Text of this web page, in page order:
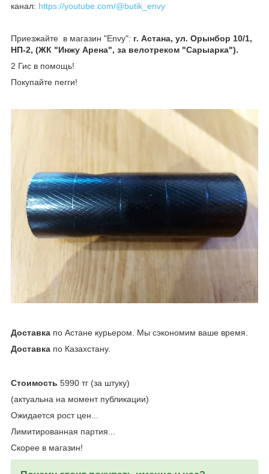
канал: https://youtube.com/@butik_envy
Приезжайте в магазин "Envy": г. Астана, ул. Орынбор 10/1,
НП-2, (ЖК "Инжу Арена", за велотреком "Сарыарка").
2 Гис в помощь!
Покупайте пегги!
Доставка по Астане курьером. Мы сэкономим ваше время.
Доставка по Казахстану.
Стоимость 5990 тг (за штуку)
(актуальна на момент публикации)
Ожидается рост цен...
Лимитированная партия...
Скорее в магазин!